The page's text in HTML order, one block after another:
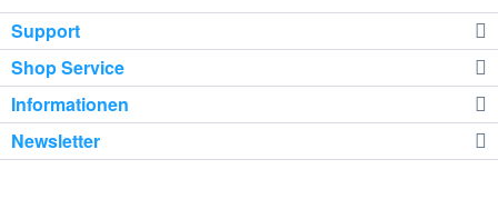
Support
Shop Service
Informationen
Newsletter